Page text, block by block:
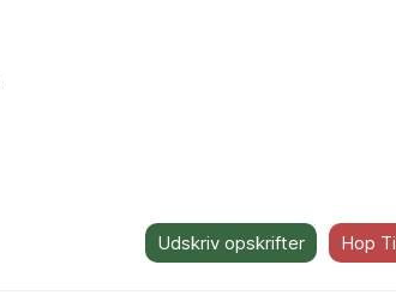
Udskriv opskrifter Hop